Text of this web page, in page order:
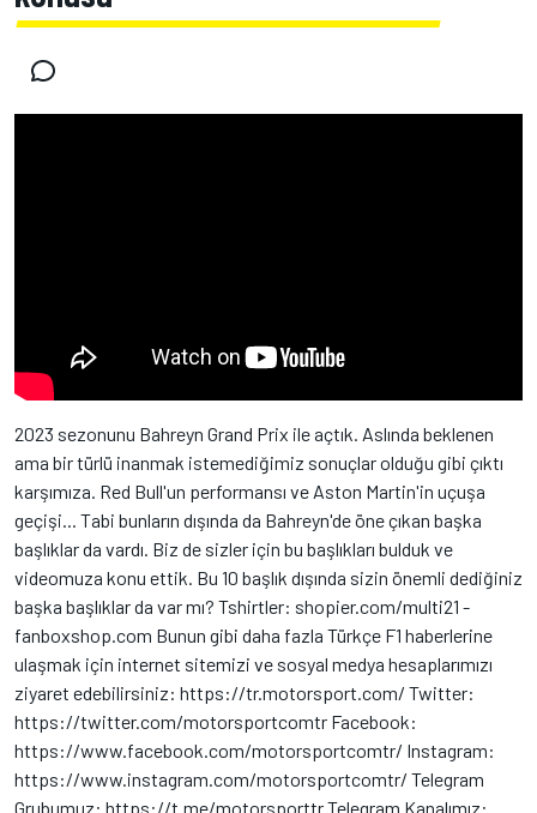
2023 sezonunu Bahreyn Grand Prix ile açtık. Aslında beklenen
ama bir türlü inanmak istemediğimiz sonuçlar olduğu gibi çıktı
karşımıza. Red Bull'un performansı ve Aston Martin'in uçuşa
geçişi... Tabi bunların dışında da Bahreyn'de öne çıkan başka
başlıklar da vardı. Biz de sizler için bu başlıkları bulduk ve
videomuza konu ettik. Bu 10 başlık dışında sizin önemli dediğiniz
başka başlıklar da var mı? Tshirtler: shopier.com/multi21 -
fanboxshop.com Bunun gibi daha fazla Türkçe F1 haberlerine
ulaşmak için internet sitemizi ve sosyal medya hesaplarımızı
ziyaret edebilirsiniz: https://tr.motorsport.com/ Twitter:
https://twitter.com/motorsportcomtr Facebook:
https://www.facebook.com/motorsportcomtr/ Instagram:
https://www.instagram.com/motorsportcomtr/ Telegram
Grubumuz: https://t.me/motorsporttr Telegram Kanalımız: